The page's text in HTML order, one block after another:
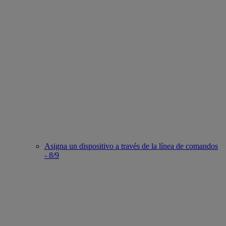
Asigna un dispositivo a través de la línea de comandos
- 8/9